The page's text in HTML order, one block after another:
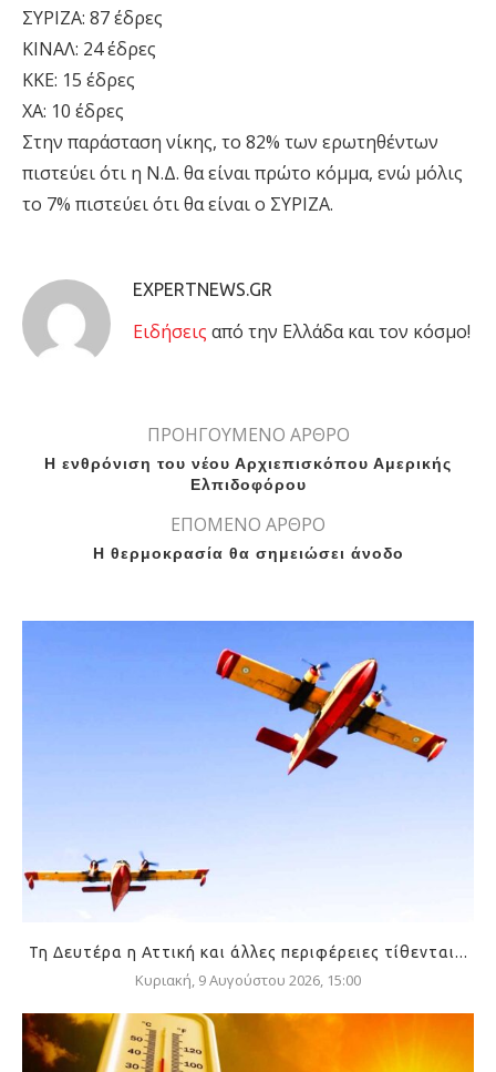
ΣΥΡΙΖΑ: 87 έδρες
ΚΙΝΑΛ: 24 έδρες
ΚΚΕ: 15 έδρες
ΧΑ: 10 έδρες
Στην παράσταση νίκης, το 82% των ερωτηθέντων
πιστεύει ότι η Ν.Δ. θα είναι πρώτο κόμμα, ενώ μόλις
το 7% πιστεύει ότι θα είναι ο ΣΥΡΙΖΑ.
EXPERTNEWS.GR
Eιδήσεις από την Ελλάδα και τον κόσμο!
ΠΡΟΗΓΟΥΜΕΝΟ ΑΡΘΡΟ
Η ενθρόνιση του νέου Αρχιεπισκόπου Αμερικής
Ελπιδοφόρου
ΕΠΟΜΕΝΟ ΑΡΘΡΟ
Η θερμοκρασία θα σημειώσει άνοδο
Τη Δευτέρα η Αττική και άλλες περιφέρειες τίθενται...
Κυριακή, 9 Αυγούστου 2026, 15:00